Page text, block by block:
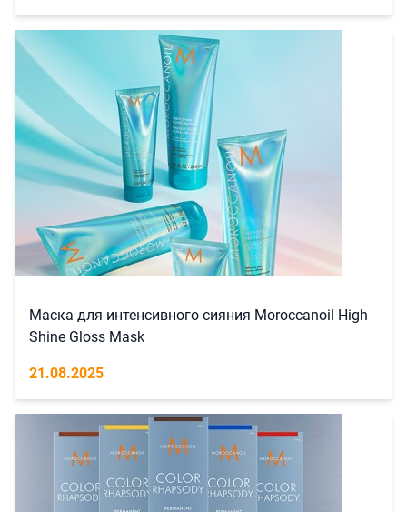
Маска для интенсивного сияния Moroccanoil High
Shine Gloss Mask
21.08.2025